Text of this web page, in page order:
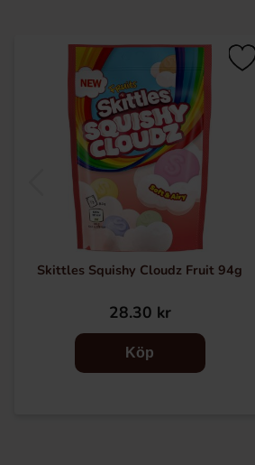
Skittles Squishy Cloudz Fruit 94g
28.30 kr
Köp